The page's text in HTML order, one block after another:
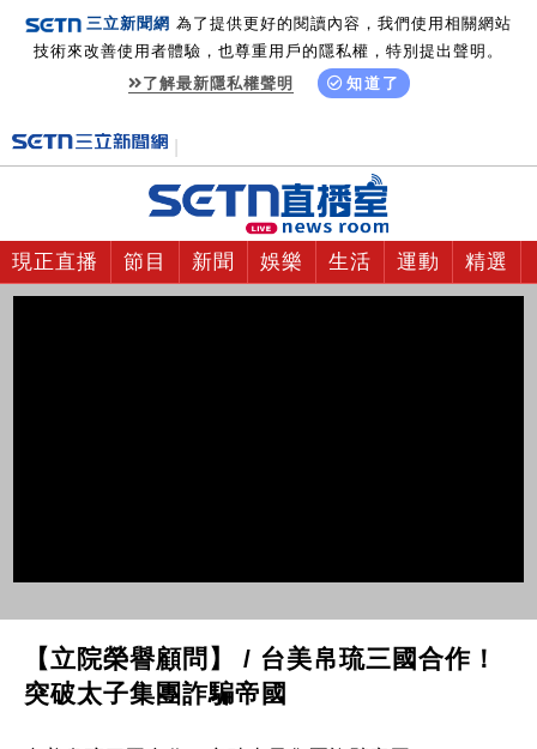
三立新聞網 為了提供更好的閱讀內容，我們使用相關網站
技術來改善使用者體驗，也尊重用戶的隱私權，特別提出聲明。
了解最新隱私權聲明
知道了
現正直播 節目 新聞 娛樂 生活 運動 精選
【立院榮譽顧問】 / 台美帛琉三國合作！
突破太子集團詐騙帝國